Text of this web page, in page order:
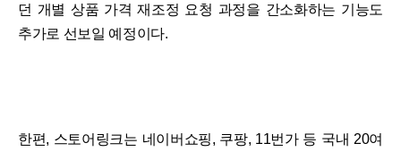
던 개별 상품 가격 재조정 요청 과정을 간소화하는 기능도
추가로 선보일 예정이다.
한편, 스토어링크는 네이버쇼핑, 쿠팡, 11번가 등 국내 20여